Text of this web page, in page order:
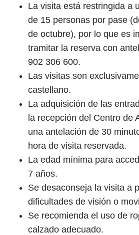
La visita está restringida a
de 15 personas por pase
de octubre), por lo que es
tramitar la reserva con
902 306 600.
Las visitas son
castellano.
La adquisición de las
la recepción del Centro de
una antelación de 30
hora de visita reservada.
La edad mínima para
7 años.
Se desaconseja la visita a
dificultades de visión o
Se recomienda el uso de
calzado adecuado.